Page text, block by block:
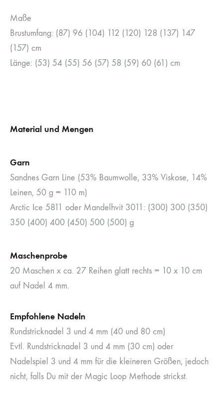
Maße
Brustumfang: (87) 96 (104) 112 (120) 128 (137) 147
(157) cm
Länge: (53) 54 (55) 56 (57) 58 (59) 60 (61) cm
Material und Mengen
Garn
Sandnes Garn Line (53% Baumwolle, 33% Viskose, 14%
Leinen, 50 g = 110 m)
Arctic Ice 5811 oder Mandelhvit 3011: (300) 300 (350)
350 (400) 400 (450) 500 (500) g
Maschenprobe
20 Maschen x ca. 27 Reihen glatt rechts = 10 x 10 cm
auf Nadel 4 mm.
Empfohlene Nadeln
Rundstricknadel 3 und 4 mm (40 und 80 cm)
Evtl. Rundstricknadel 3 und 4 mm (30 cm) oder
Nadelspiel 3 und 4 mm für die kleineren Größen, jedoch
nicht, falls Du mit der Magic Loop Methode strickst.